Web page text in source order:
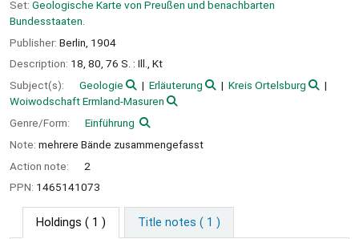
Set: Geologische Karte von Preußen und benachbarten
Bundesstaaten.
Publisher: Berlin, 1904
Description: 18, 80, 76 S. : Ill., Kt
Subject(s):
Geologie Erläuterung
Kreis Ortelsburg
Woiwodschaft Ermland-Masuren
Genre/Form:
Einführung
Note: mehrere Bände zusammengefasst
Action note:
2
PPN: 1465141073
Holdings ( 1 ) Title notes ( 1 )